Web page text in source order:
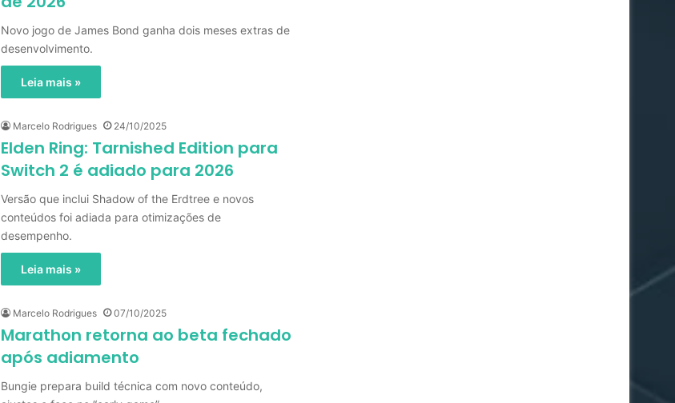
Novo jogo de James Bond ganha dois meses extras de
desenvolvimento.
Leia mais »
Marcelo Rodrigues 24/10/2025
Elden Ring: Tarnished Edition para
Switch 2 é adiado para 2026
Versão que inclui Shadow of the Erdtree e novos
conteúdos foi adiada para otimizações de
desempenho.
Leia mais »
Marcelo Rodrigues 07/10/2025
Marathon retorna ao beta fechado
após adiamento
Bungie prepara build técnica com novo conteúdo,